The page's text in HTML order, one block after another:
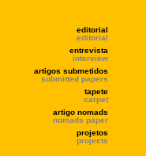
editorial
editorial
entrevista
interview
artigos submetidos
submitted papers
tapete
carpet
artigo nomads
nomads paper
projetos
projects